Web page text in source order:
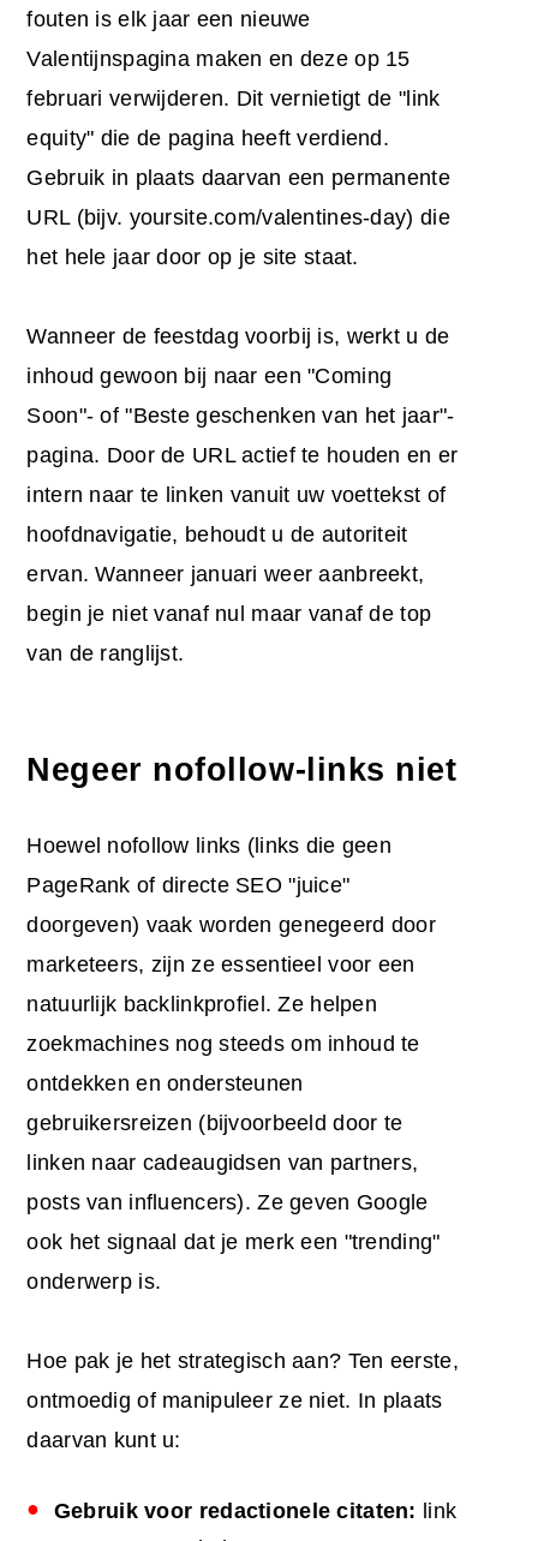
fouten is elk jaar een nieuwe
Valentijnspagina maken en deze op 15
februari verwijderen. Dit vernietigt de "link
equity" die de pagina heeft verdiend.
Gebruik in plaats daarvan een permanente
URL (bijv. yoursite.com/valentines-day) die
het hele jaar door op je site staat.
Wanneer de feestdag voorbij is, werkt u de
inhoud gewoon bij naar een "Coming
Soon"- of "Beste geschenken van het jaar"-
pagina. Door de URL actief te houden en er
intern naar te linken vanuit uw voettekst of
hoofdnavigatie, behoudt u de autoriteit
ervan. Wanneer januari weer aanbreekt,
begin je niet vanaf nul maar vanaf de top
van de ranglijst.
Negeer nofollow-links niet
Hoewel nofollow links (links die geen
PageRank of directe SEO "juice"
doorgeven) vaak worden genegeerd door
marketeers, zijn ze essentieel voor een
natuurlijk backlinkprofiel. Ze helpen
zoekmachines nog steeds om inhoud te
ontdekken en ondersteunen
gebruikersreizen (bijvoorbeeld door te
linken naar cadeaugidsen van partners,
posts van influencers). Ze geven Google
ook het signaal dat je merk een "trending"
onderwerp is.
Hoe pak je het strategisch aan? Ten eerste,
ontmoedig of manipuleer ze niet. In plaats
daarvan kunt u:
Gebruik voor redactionele citaten: link